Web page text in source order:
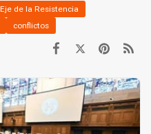
Eje de la Resistencia
conflictos